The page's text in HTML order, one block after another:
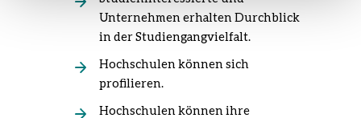
Unternehmen erhalten Durchblick
in der Studiengangvielfalt.
Hochschulen können sich
profilieren.
Hochschulen können ihre